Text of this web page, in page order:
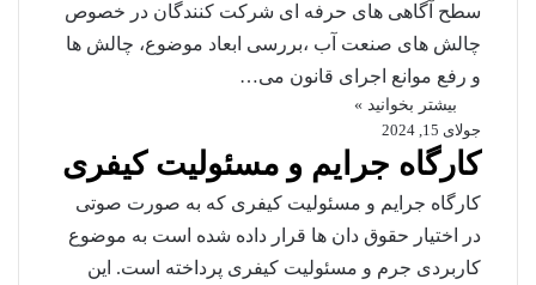
سطح آگاهی های حرفه ای شرکت کنندگان در خصوص
چالش های صنعت آب ،بررسی ابعاد موضوع، چالش ها
و رفع موانع اجرای قانون می…
بیشتر بخوانید »
جولای 15, 2024
کارگاه جرایم و مسئولیت کیفری
کارگاه جرایم و مسئولیت کیفری که به صورت صوتی
در اختیار حقوق دان ها قرار داده شده است به موضوع
کاربردی جرم و مسئولیت کیفری پرداخته است. این